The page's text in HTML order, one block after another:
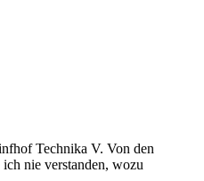
Technika V. Von den
nie verstanden, wozu